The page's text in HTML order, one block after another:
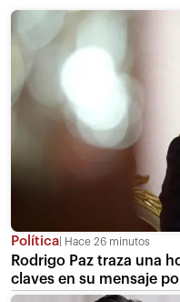
Política Hace 26 minutos
Rodrigo Paz traza una
claves en su mensaje